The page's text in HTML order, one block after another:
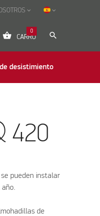
shopping_basket CARRO
0
search
keyboard_arrow_down keyboard_arrow_down
desistimiento
420
pueden instalar
de